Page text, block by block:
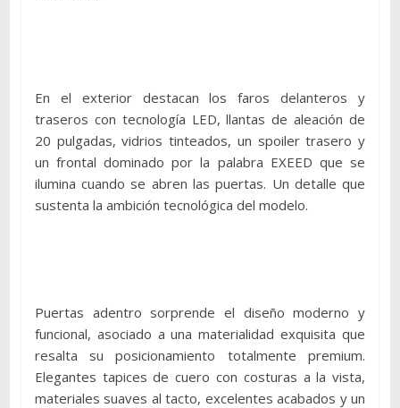
En el exterior destacan los faros delanteros y
traseros con tecnología LED, llantas de aleación de
20 pulgadas, vidrios tinteados, un spoiler trasero y
un frontal dominado por la palabra EXEED que se
ilumina cuando se abren las puertas. Un detalle que
sustenta la ambición tecnológica del modelo.
Puertas adentro sorprende el diseño moderno y
funcional, asociado a una materialidad exquisita que
resalta su posicionamiento totalmente premium.
Elegantes tapices de cuero con costuras a la vista,
materiales suaves al tacto, excelentes acabados y un